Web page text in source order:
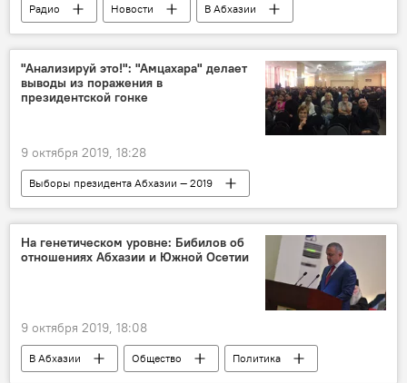
Радио Новости В Абхазии
"Анализируй это!": "Амцахара" делает
выводы из поражения в
президентской гонке
9 октября 2019, 18:28
Выборы президента Абхазии — 2019
В Абхазии
Политика
На генетическом уровне: Бибилов об
отношениях Абхазии и Южной Осетии
9 октября 2019, 18:08
В Абхазии Общество Политика